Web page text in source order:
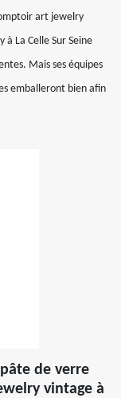
art jewelry
La Celle Sur Seine
Mais ses équipes
emballeront bien afin
de verre
vintage à